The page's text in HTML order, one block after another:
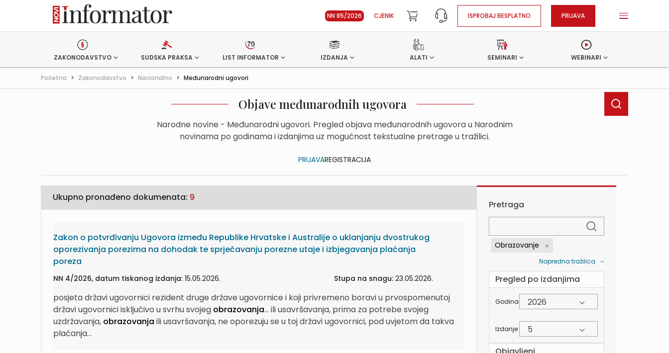
NN 85/2026 CJENIK ISPROBAJ BESPLATNO PRIJAVA
ZAKONODAVSTVO SUDSKA PRAKSA LIST INFORMATOR IZDANJA ALATI SEMINARI WEBINARI
Početna > Zakonodavstvo > Nacionalno > Međunarodni ugovori
Objave međunarodnih ugovora
Narodne novine - Međunarodni ugovori. Pregled objava međunarodnih ugovora u Narodnim
novinama po godinama i izdanjima uz mogućnost tekstualne pretrage u tražilici.
PRIJAVAREGISTRACIJA
Ukupno pronađeno dokumenata: 9
Zakon o potvrđivanju Ugovora između Republike Hrvatske i Australije o uklanjanju dvostrukog
oporezivanja porezima na dohodak te sprječavanju porezne utaje i izbjegavanja plaćanja
poreza
NN 4/2026, datum tiskanog izdanja: 15.05.2026. Stupa na snagu:23.05.2026.
posjeta državi ugovornici rezident druge države ugovornice i koji privremeno boravi u prvospomenutoj
državi ugovornici isključivo u svrhu svojeg obrazovanja... ili usavršavanja, prima za potrebe svojeg
uzdržavanja, obrazovanja ili usavršavanja, ne oporezuju se u toj državi ugovornici, pod uvjetom da takva
plaćanja...
Pretraga
Obrazovanje
Napredna tražilica
Pregled po izdanjima
Godina 2026
Izdanje
5